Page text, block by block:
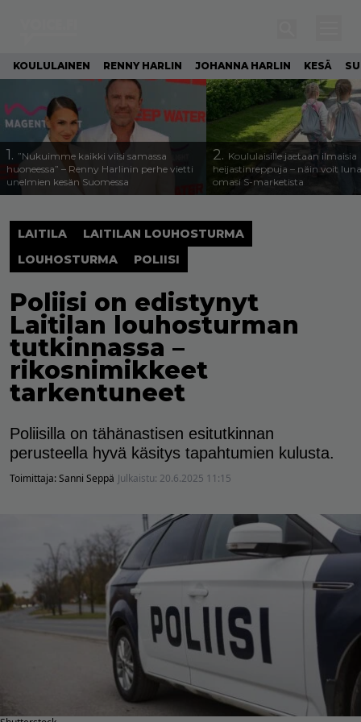
KOULULAINEN RENNY HARLIN JOHANNA HARLIN KESÄ
1. ”Nukuimme kaikki viisi samassa
huoneessa” – Renny Harlinin perhe vietti
unelmien kesän Suomessa
2. Koululaisille jaetaan ilmaisia
heijastinreppuja – näin voit
omasi S-marketista
LAITILA
LAITILAN LOUHOSTURMA
LOUHOSTURMA
POLIISI
Poliisi on edistynyt
Laitilan louhosturman
tutkinnassa –
rikosnimikkeet
tarkentuneet
Poliisilla on tähänastisen esitutkinnan
perusteella hyvä käsitys tapahtumien kulusta.
Toimittaja:Sanni Seppä Julkaistu: 20.6.2025 11:15